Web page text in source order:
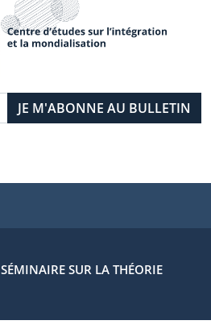
SÉMINAIRE SUR LA THÉORIE